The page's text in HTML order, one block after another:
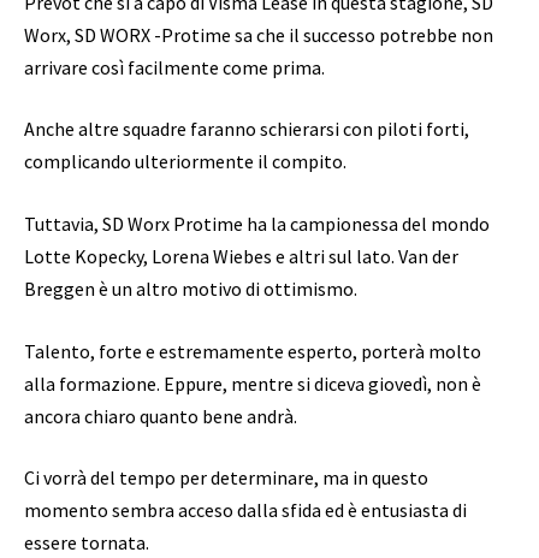
Worx, SD WORX -Protime sa che il successo potrebbe non
arrivare così facilmente come prima.
Anche altre squadre faranno schierarsi con piloti forti,
complicando ulteriormente il compito.
Tuttavia, SD Worx Protime ha la campionessa del mondo
Lotte Kopecky, Lorena Wiebes e altri sul lato. Van der
Breggen è un altro motivo di ottimismo.
Talento, forte e estremamente esperto, porterà molto
alla formazione. Eppure, mentre si diceva giovedì, non è
ancora chiaro quanto bene andrà.
Ci vorrà del tempo per determinare, ma in questo
momento sembra acceso dalla sfida ed è entusiasta di
essere tornata.